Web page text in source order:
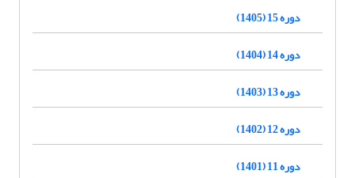
دوره 15 (1405)
دوره 14 (1404)
دوره 13 (1403)
دوره 12 (1402)
دوره 11 (1401)